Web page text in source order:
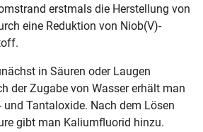
erstmals die Herstellung von
eine Reduktion von Niob(V)-
in Säuren oder Laugen
der Zugabe von Wasser erhält man
Tantaloxide. Nach dem Lösen
gibt man Kaliumfluorid hinzu.